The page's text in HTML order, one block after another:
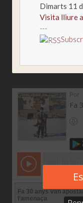
Dimarts 11
Visita lliure
---